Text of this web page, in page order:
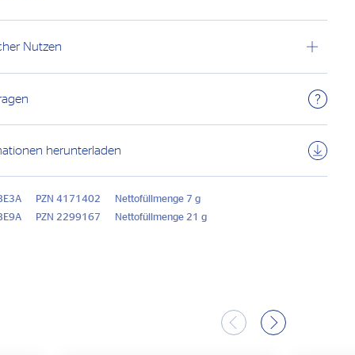
Nutzen
herunterladen
PZN 4171402
Nettofüllmenge 7 g
PZN 2299167 Nettofüllmenge 21 g